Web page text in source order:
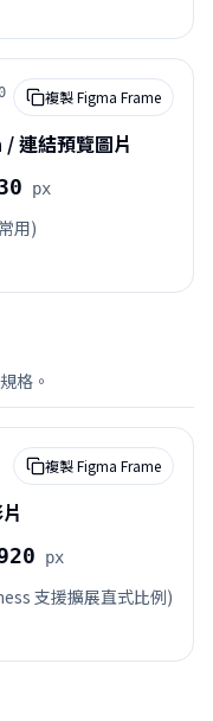
複製 Figma Frame
連結預覽圖片
px
用)
格。
複製 Figma Frame
px
支援擴展直式比例)